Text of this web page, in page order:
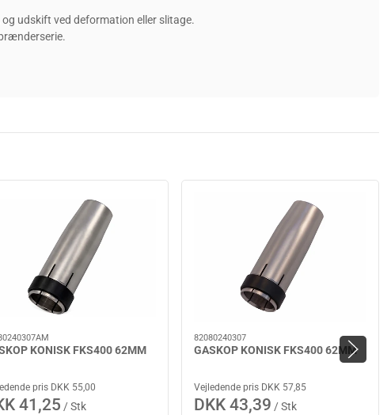
udskift ved deformation eller slitage.
KONISK FKS400 62MM
pris DKK 55,00
41,25 / Stk
82080240307
GASKOP KONISK FKS400 62MM
Vejledende pris DKK 57,85
DKK 43,39 / Stk